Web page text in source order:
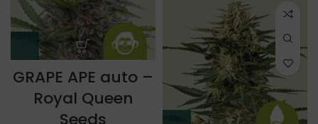
GRAPE APE auto –
Royal Queen
Seeds